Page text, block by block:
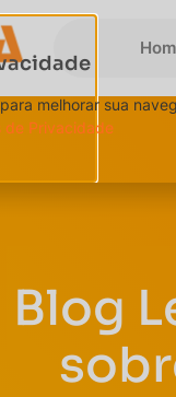
Blog
melhorar sua
de Privacidade